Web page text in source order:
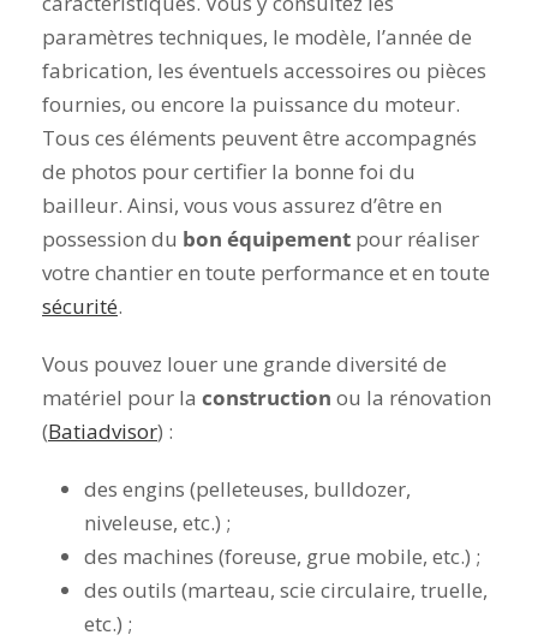
paramètres techniques, le modèle, l’année de
fabrication, les éventuels accessoires ou pièces
fournies, ou encore la puissance du moteur.
Tous ces éléments peuvent être accompagnés
de photos pour certifier la bonne foi du
bailleur. Ainsi, vous vous assurez d’être en
possession du bon équipement pour réaliser
votre chantier en toute performance et en toute
sécurité.
Vous pouvez louer une grande diversité de
matériel pour la construction ou la rénovation
(Batiadvisor) :
des engins (pelleteuses, bulldozer,
niveleuse, etc.) ;
des machines (foreuse, grue mobile, etc.) ;
des outils (marteau, scie circulaire, truelle,
etc.) ;